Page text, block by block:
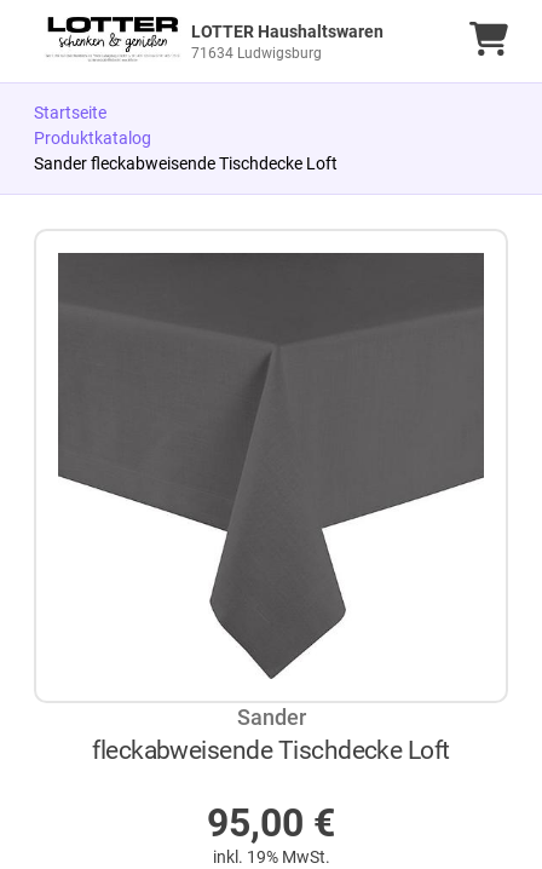
LOTTER Haushaltswaren
71634 Ludwigsburg
Startseite
Produktkatalog
Sander fleckabweisende Tischdecke Loft
Sander
fleckabweisende Tischdecke Loft
95,00 €
inkl. 19% MwSt.